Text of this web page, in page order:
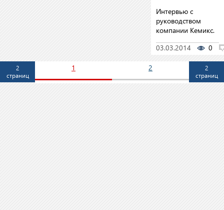
Интервью c
руководством
компании Кемикс.
03.03.2014
0
2
страниц
2
страниц
1 2